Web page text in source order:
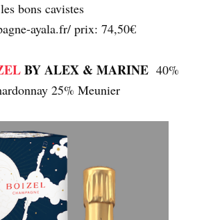
bons cavistes
ayala.fr/ prix: 74,50€
BY ALEX & MARINE 40%
25% Meunier